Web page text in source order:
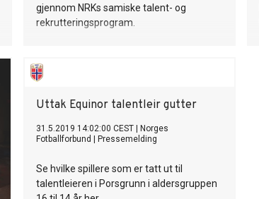
gjennom NRKs samiske talent- og
rekrutteringsprogram.
Uttak Equinor talentleir gutter
31.5.2019 14:02:00 CEST
Norges
Fotballforbund
Pressemelding
Se hvilke spillere som er tatt ut til
talentleieren i Porsgrunn i aldersgruppen